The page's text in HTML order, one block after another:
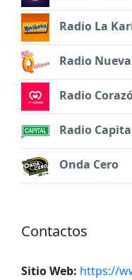
Radio La
Radio
Radio
Radio
Onda Cero
Contactos
Sitio Web: https://